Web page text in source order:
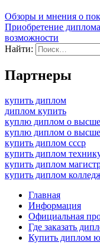
Обзоры и мнения о
Приобретение
возможности
Найти:
Партнеры
купить диплом
диплом купить
куплю диплом о
куплю диплом о
купить диплом ссср
купить диплом
купить диплом
купить диплом
Главная
Информация
Официальная
Где заказать
Купить диплом